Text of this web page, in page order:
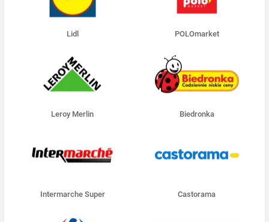
Lidl POLOmarket
Leroy Merlin Biedronka
Intermarche Super Castorama